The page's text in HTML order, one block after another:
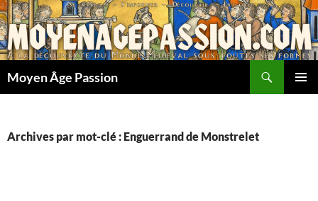
Aller
au
contenu
Moyen Âge Passion
Archives par mot-clé : Enguerrand de Monstrelet